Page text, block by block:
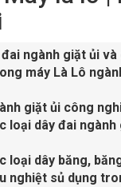
ngành giặt ủi
máy Là Lô
giặt ủi công
loại dây đai
loại dây băng,
nghiệt sủ dụng